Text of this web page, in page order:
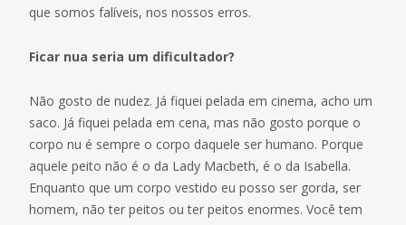
que somos falíveis, nos nossos erros.
Ficar nua seria um dificultador?
Não gosto de nudez. Já fiquei pelada em cinema, acho um
saco. Já fiquei pelada em cena, mas não gosto porque o
corpo nu é sempre o corpo daquele ser humano. Porque
aquele peito não é o da Lady Macbeth, é o da Isabella.
Enquanto que um corpo vestido eu posso ser gorda, ser
homem, não ter peitos ou ter peitos enormes. Você tem